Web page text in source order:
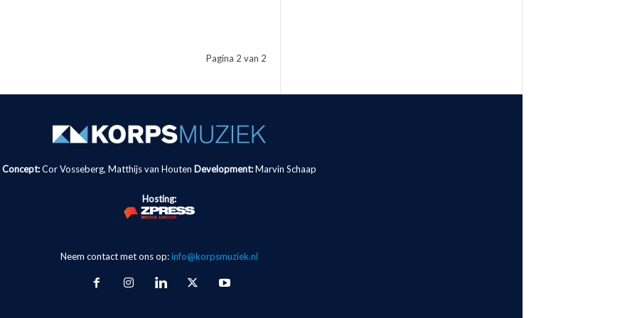
Pagina 2 van 2
Concept:Cor Vosseberg, Matthijs van Houten Development:Marvin Schaap
Hosting:
Neem contact met ons op:info@korpsmuziek.nl